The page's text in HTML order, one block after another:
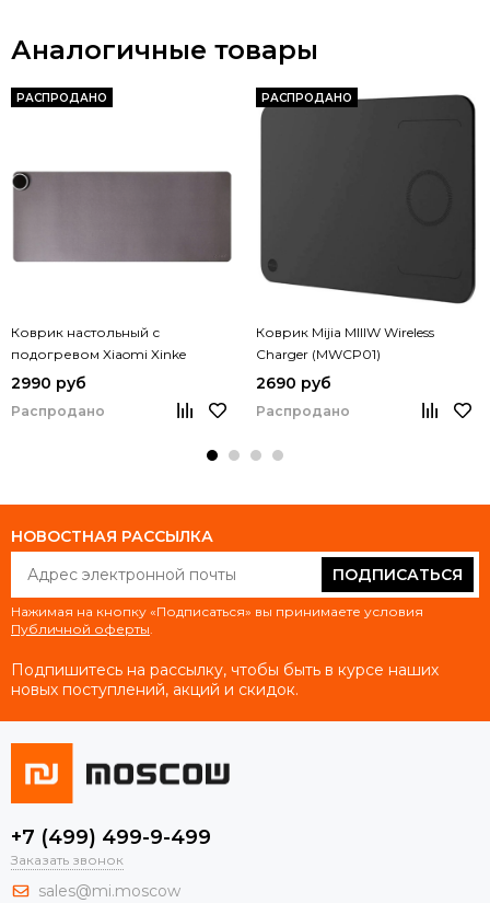
Аналогичные товары
РАСПРОДАНО
Коврик настольный с
подогревом Xiaomi Xinke
Oversized Warm Table Heating
Mouse Mat X90 LED (X90-G)
2990 руб
Распродано
РАСПРОДАНО
Коврик Mijia MIIIW Wireless
Charger (MWCP01)
2690 руб
Распродано
НОВОСТНАЯ РАССЫЛКА
ПОДПИСАТЬСЯ
Нажимая на кнопку «Подписаться» вы принимаете условия
Публичной оферты
Подпишитесь на рассылку, чтобы быть в курсе наших
новых поступлений, акций и скидок.
+7 (499) 499-9-499
Заказать звонок
sales@mi.moscow